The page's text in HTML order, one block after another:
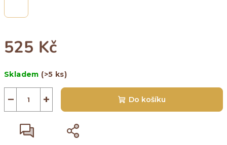
525 Kč
cena:
Skladem (>5 ks)
+
− Do košíku